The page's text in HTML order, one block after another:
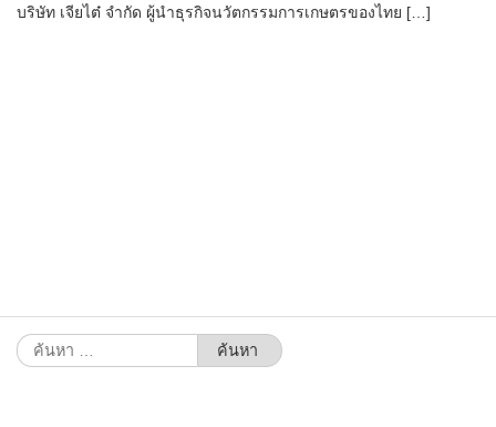
บริษัท เจียไต๋ จำกัด ผู้นำธุรกิจนวัตกรรมการเกษตรของไทย […]
ค้นหา
สำหรับ: